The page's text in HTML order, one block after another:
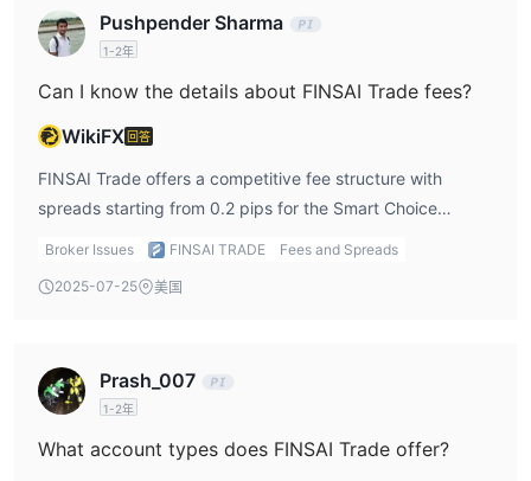
FINSAI Trade 的点差对于智能选择账户从 0.2 点起。而对于智能专
业版和智能 ECN 账户，点差通常更窄，适合更有经验的交易者和机
至于佣金，所有账户类型每交易 10 万美元均为 0 美元。
隔夜利息
交易平台 存款与取款
存款选项
Pushpender Sharma
1-2年
Can I know the details about FINSAI Trade fees?
WikiFX 回答
FINSAI Trade offers a competitive fee structure with
spreads starting from 0.2 pips for the Smart Choice
account. There are no commissions for any of the account
there are no overnight interest charges.
Broker Issues FINSAI TRADE Fees and Spreads
2025-07-25 美国
Prash_007
1-2年
What account types does FINSAI Trade offer?